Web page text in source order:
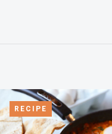
RECIPE